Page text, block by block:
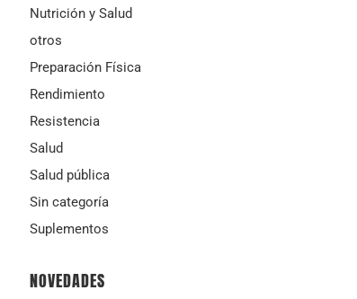
Nutrición y Salud
otros
Preparación Física
Rendimiento
Resistencia
Salud
Salud pública
Sin categoría
Suplementos
NOVEDADES